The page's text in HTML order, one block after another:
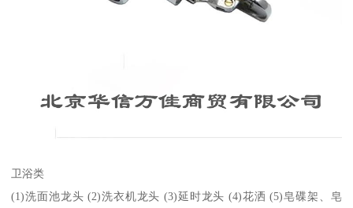
卫浴类
(1)洗面池龙头 (2)洗衣机龙头 (3)延时龙头 (4)花洒 (5)皂碟架、皂